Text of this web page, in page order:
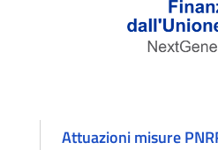
Attuazioni misure